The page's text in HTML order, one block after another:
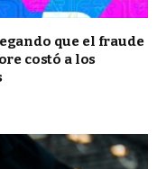
que el fraude
costó a los